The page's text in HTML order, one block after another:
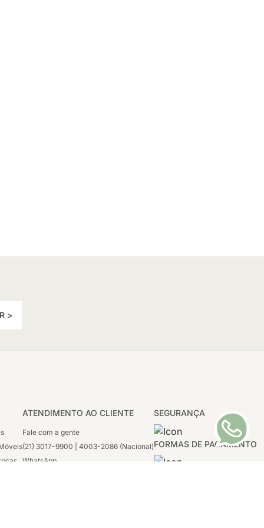
>
SEGURANÇA
FORMAS DE PAGAMENTO
ATENDIMENTO AO CLIENTE
Fale com a gente
(21) 3017-9900 | 4003-2086 (Nacional)
WhatsApp